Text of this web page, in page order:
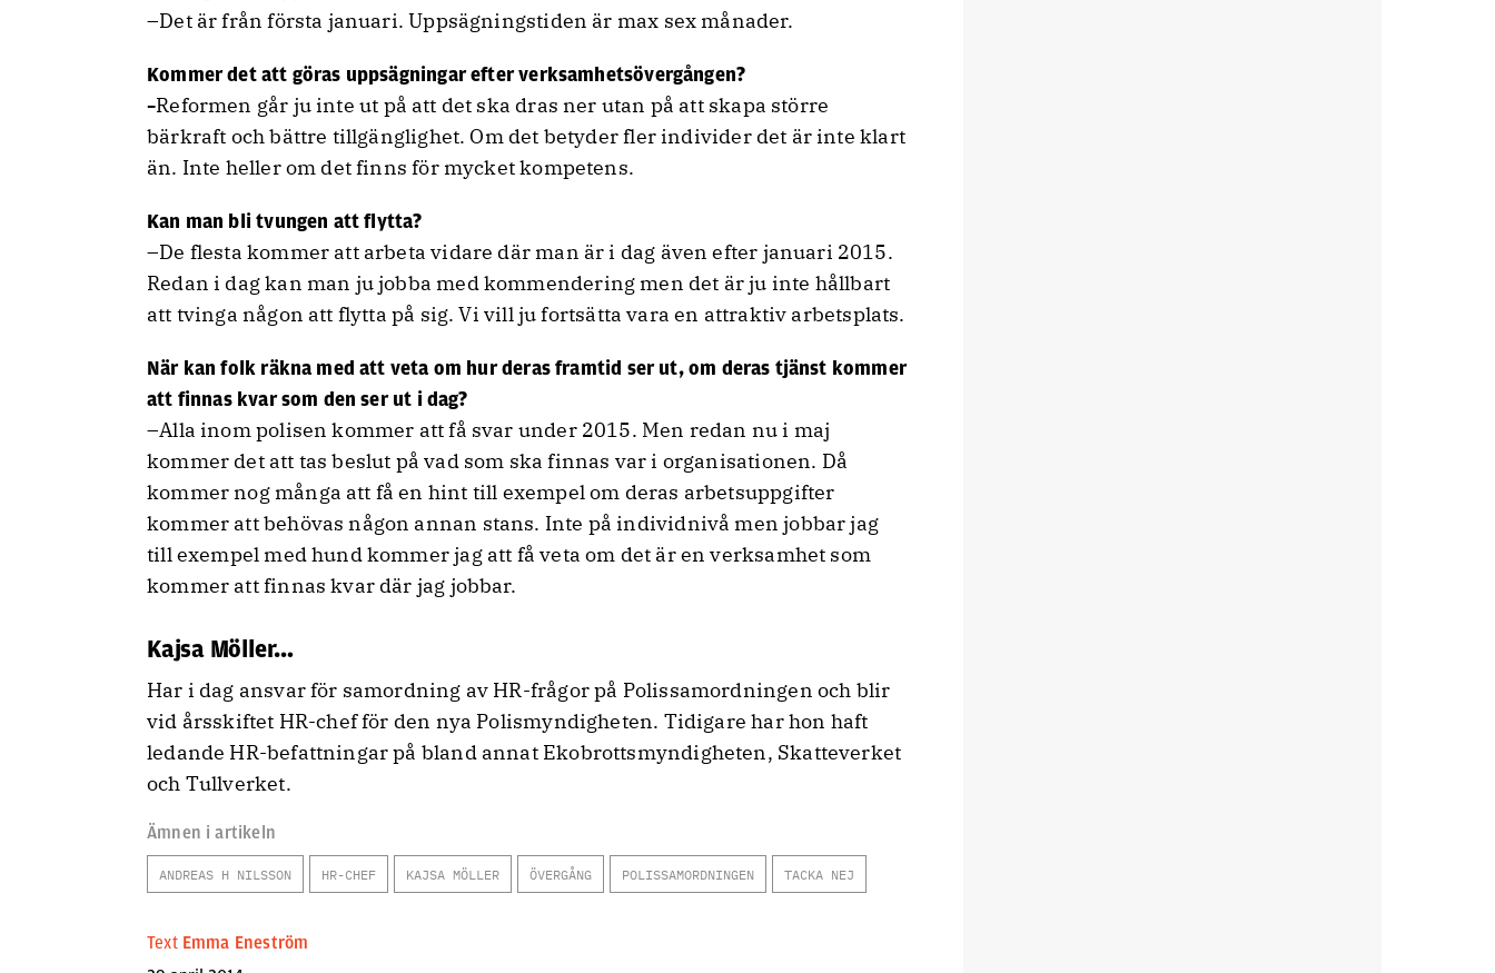
–Det är från första januari. Uppsägningstiden är max sex månader.
Kommer det att göras uppsägningar efter verksamhetsövergången?
–Reformen går ju inte ut på att det ska dras ner utan på att skapa större
bärkraft och bättre tillgänglighet. Om det betyder fler individer det är inte klart
än. Inte heller om det finns för mycket kompetens.
Kan man bli tvungen att flytta?
–De flesta kommer att arbeta vidare där man är i dag även efter januari 2015.
Redan i dag kan man ju jobba med kommendering men det är ju inte hållbart
att tvinga någon att flytta på sig. Vi vill ju fortsätta vara en attraktiv arbetsplats.
När kan folk räkna med att veta om hur deras framtid ser ut, om deras tjänst kommer
att finnas kvar som den ser ut i dag?
–Alla inom polisen kommer att få svar under 2015. Men redan nu i maj
kommer det att tas beslut på vad som ska finnas var i organisationen. Då
kommer nog många att få en hint till exempel om deras arbetsuppgifter
kommer att behövas någon annan stans. Inte på individnivå men jobbar jag
till exempel med hund kommer jag att få veta om det är en verksamhet som
kommer att finnas kvar där jag jobbar.
Kajsa Möller…
Har i dag ansvar för samordning av HR-frågor på Polissamordningen och blir
vid årsskiftet HR-chef för den nya Polismyndigheten. Tidigare har hon haft
ledande HR-befattningar på bland annat Ekobrottsmyndigheten, Skatteverket
och Tullverket.
Ämnen i artikeln
ANDREAS H NILSSON HR-CHEF KAJSA MÖLLER ÖVERGÅNG POLISSAMORDNINGEN TACKA NEJ
Text Emma Eneström